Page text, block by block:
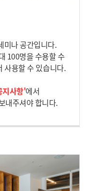
미나 공간입니다.
100명을 수용할 수
사용할 수 있습니다.
지사항'에서
내주셔야 합니다.